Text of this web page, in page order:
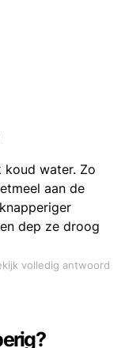
koud water. Zo
aan de
dep ze droog
volledig antwoord